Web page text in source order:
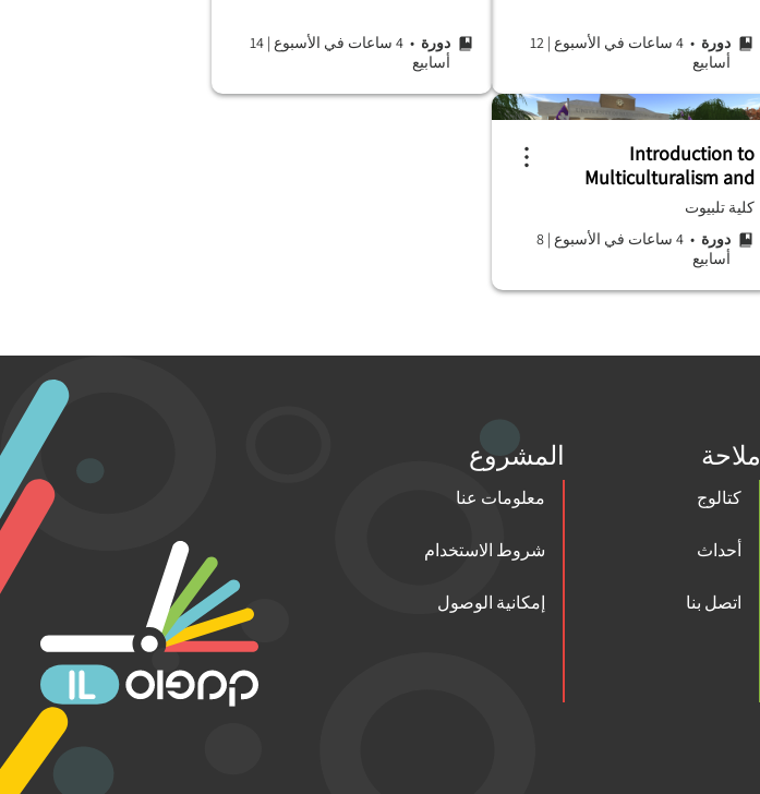
دورة • 4 ساعات في الأسبوع |
12
أسابيع
دورة • 4 ساعات في الأسبوع |
14
أسابيع
Introduction to
Multiculturalism and
Cultural Diversity
كلية تلبيوت
دورة • 4 ساعات في الأسبوع |
8
أسابيع
ملاحة
كتالوج
أحداث
اتصل بنا
المشروع
معلومات عنا
شروط الاستخدام
إمكانية الوصول